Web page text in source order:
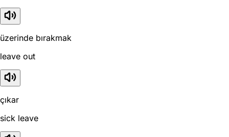
üzerinde bırakmak
leave out
çıkar
sick leave